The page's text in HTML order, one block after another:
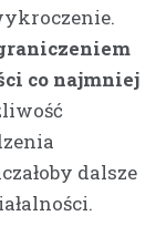
co najmniej
dalsze